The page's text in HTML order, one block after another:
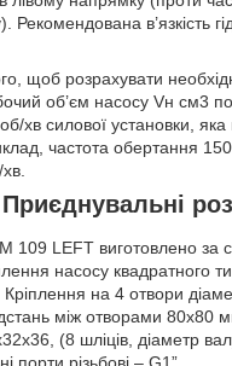
Рекомендована в’язкість
щоб розрахувати
об’єм насосу Vн см3
хв силової установки, яка
частота обертання
Приєднувальні
109 LEFT виготовлено за
насосу квадратного
на 4 отвори
між отворами 80х80
(8 шліців, діаметр